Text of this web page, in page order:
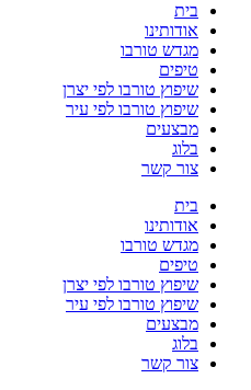
בית
אודותינו
מגדש טורבו
טיפים
שיפוץ טורבו לפי יצרן
שיפוץ טורבו לפי עיר
מבצעים
בלוג
צור קשר
בית
אודותינו
מגדש טורבו
טיפים
שיפוץ טורבו לפי יצרן
שיפוץ טורבו לפי עיר
מבצעים
בלוג
צור קשר